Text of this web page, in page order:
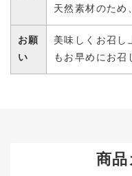
天然素材のため
お願
い
美味しくお召し
もお早めにお召
商